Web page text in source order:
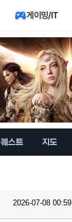
게이밍/IT
퀘스트 지도
2026-07-08 00:59